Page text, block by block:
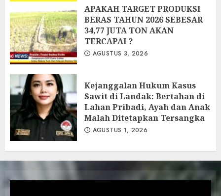
APAKAH TARGET PRODUKSI
BERAS TAHUN 2026 SEBESAR
34,77 JUTA TON AKAN
TERCAPAI ?
AGUSTUS 3, 2026
Kejanggalan Hukum Kasus
Sawit di Landak: Bertahan di
Lahan Pribadi, Ayah dan Anak
Malah Ditetapkan Tersangka
AGUSTUS 1, 2026